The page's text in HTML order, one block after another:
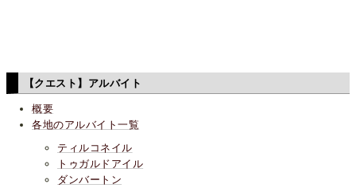
【クエスト】アルバイト
概要
各地のアルバイト一覧
ティルコネイル
トゥガルドアイル
ダンバートン